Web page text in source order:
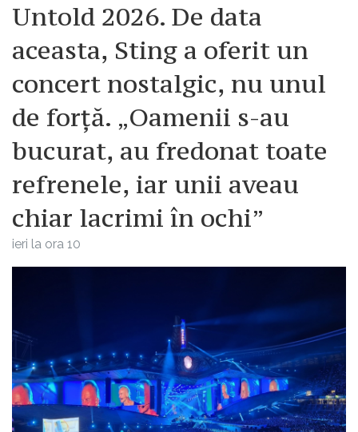
Untold 2026. De data
aceasta, Sting a oferit un
concert nostalgic, nu unul
de forță. „Oamenii s-au
bucurat, au fredonat toate
refrenele, iar unii aveau
chiar lacrimi în ochi”
ieri la ora 10